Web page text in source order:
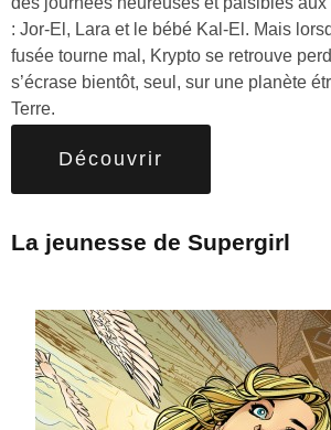
: Jor-El, Lara et le bébé Kal-El. Mais
fusée tourne mal, Krypto se retrouve
s’écrase bientôt, seul, sur une planète
Terre.
Découvrir
La jeunesse de Supergirl